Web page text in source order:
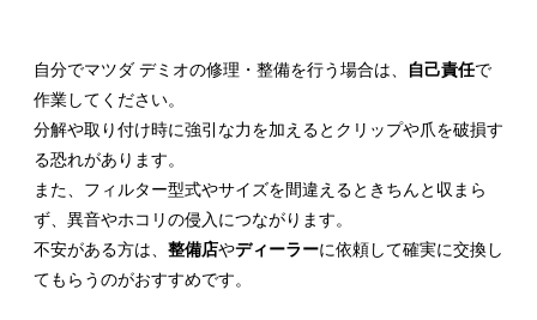
自分でマツダ デミオの修理・整備を行う場合は、 自己責任で
作業してください。
分解や取り付け時に強引な力を加えるとクリップや爪を破損す
る恐れがあります。
また、フィルター型式やサイズを間違えるときちんと収まら
ず、異音やホコリの侵入につながります。
不安がある方は、 整備店やディーラーに依頼して確実に交換し
てもらうのがおすすめです。